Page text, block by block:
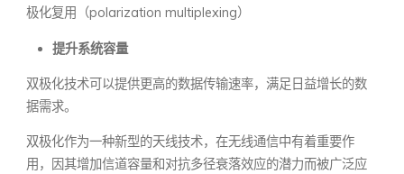
极化复用（polarization multiplexing）
提升系统容量
双极化技术可以提供更高的数据传输速率，满足日益增长的数
据需求。
双极化作为一种新型的天线技术，在无线通信中有着重要作
用，因其增加信道容量和对抗多径衰落效应的潜力而被广泛应